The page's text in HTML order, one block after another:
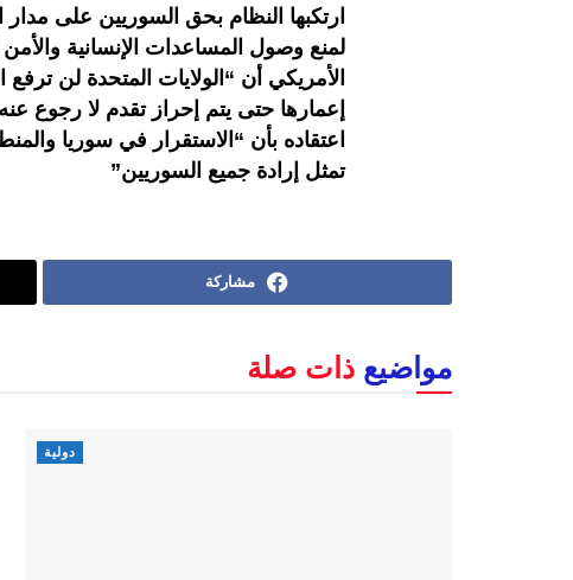
ارتكبها النظام بحق السوريين على
لمنع وصول المساعدات الإنسانية والأمن
الأمريكي أن “الولايات المتحدة لن
إعمارها حتى يتم إحراز تقدم لا رجوع
اعتقاده بأن “الاستقرار في سوريا
تمثل إرادة جميع السوريين”
مشاركة
مواضيع ذات صلة
دولية